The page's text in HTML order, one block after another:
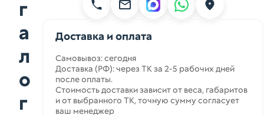
г
а
л
о
г
Доставка и оплата
Самовывоз: сегодня
Доставка (РФ): через ТК за 2-5 рабочих дней
после оплаты.
Стоимость доставки зависит от веса, габаритов
и от выбранного ТК, точную сумму согласует
ваш менеджер